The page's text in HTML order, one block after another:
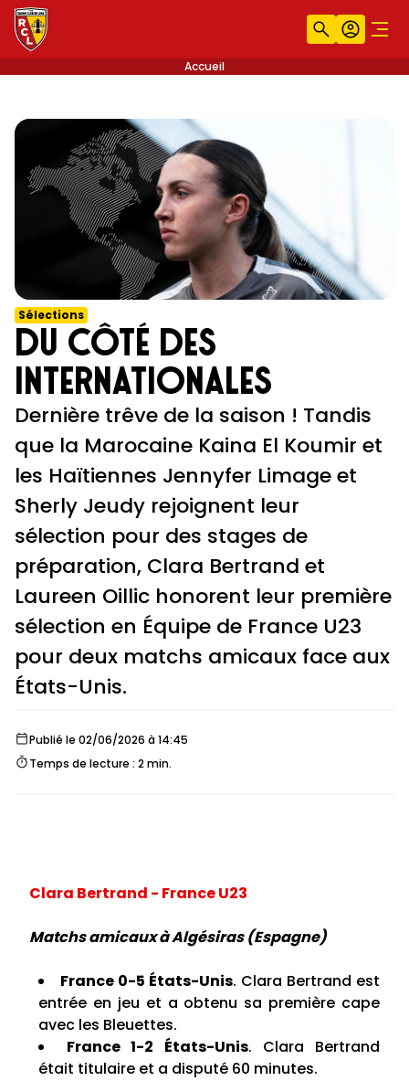
Recherche
Accueil
Sélections
Du côté des
internationales
Dernière trêve de la saison ! Tandis
que la Marocaine Kaina El Koumir et
les Haïtiennes Jennyfer Limage et
Sherly Jeudy rejoignent leur
sélection pour des stages de
préparation, Clara Bertrand et
Laureen Oillic honorent leur première
sélection en Équipe de France U23
pour deux matchs amicaux face aux
États-Unis.
Publié le 02/06/2026 à 14:45
Temps de lecture : 2 min.
Clara Bertrand - France U23
Matchs amicaux à Algésiras (Espagne)
France 0-5 États-Unis. Clara Bertrand est
entrée en jeu et a obtenu sa première cape
avec les Bleuettes.
France 1-2 États-Unis. Clara Bertrand
était titulaire et a disputé 60 minutes.